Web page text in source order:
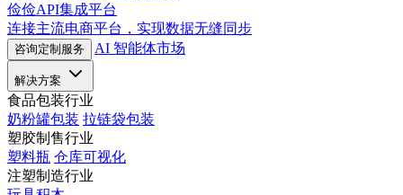
俭俭API集成平台
连接主流电商平台，实现数据无缝同步
咨询定制服务 AI 智能体市场
解决方案
食品包装行业
奶粉罐包装 拉链袋包装
塑胶制售行业
塑料瓶 仓库可视化
注塑制造行业